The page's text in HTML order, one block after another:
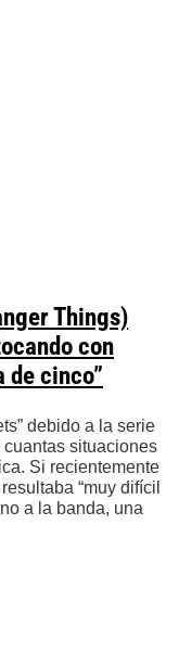
Things)
con
de cinco”
debido a la serie
situaciones
Si recientemente
“muy difícil
a la banda, una